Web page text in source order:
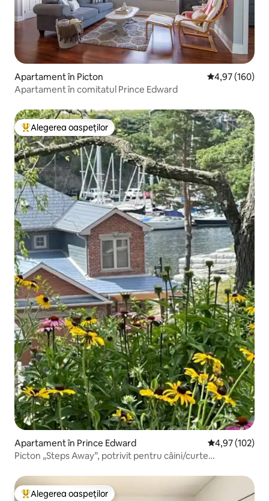
Apartament în Picton Scor mediu de
4,97 (160)
Apartament în comitatul Prince Edward
Locuință din topul categoriei Alegerea oaspeților
Alegerea oaspeților
Apartament în Prince Edward Scor mediu de
4,97 (102)
Picton „Steps Away”, potrivit pentru câini/curte
Alegerea oaspeților